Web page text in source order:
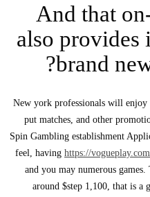
And that
also provides
brand
New york professionals will enjoy
put matches, and other
Spin Gambling establishment
feel, having https://
and you may numerous
around $step 1,100, that is a